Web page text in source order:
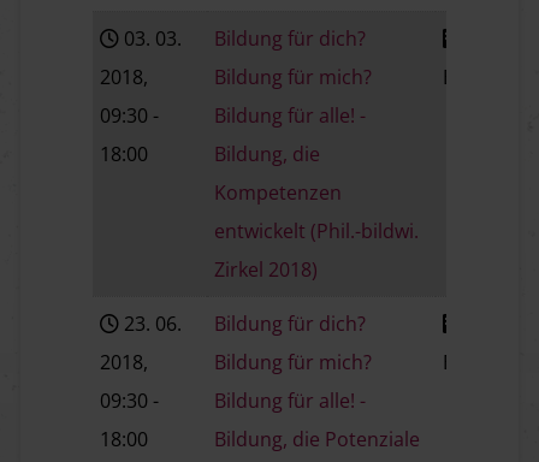
03. 03.
2018,
09:30 -
18:00
Bildung für dich?
Bildung für mich?
Bildung für alle! -
Bildung, die
Kompetenzen
entwickelt (Phil.-bildwi.
Zirkel 2018)
Baden
23. 06.
2018,
09:30 -
18:00
Bildung für dich?
Bildung für mich?
Bildung für alle! -
Bildung, die Potenziale
Baden